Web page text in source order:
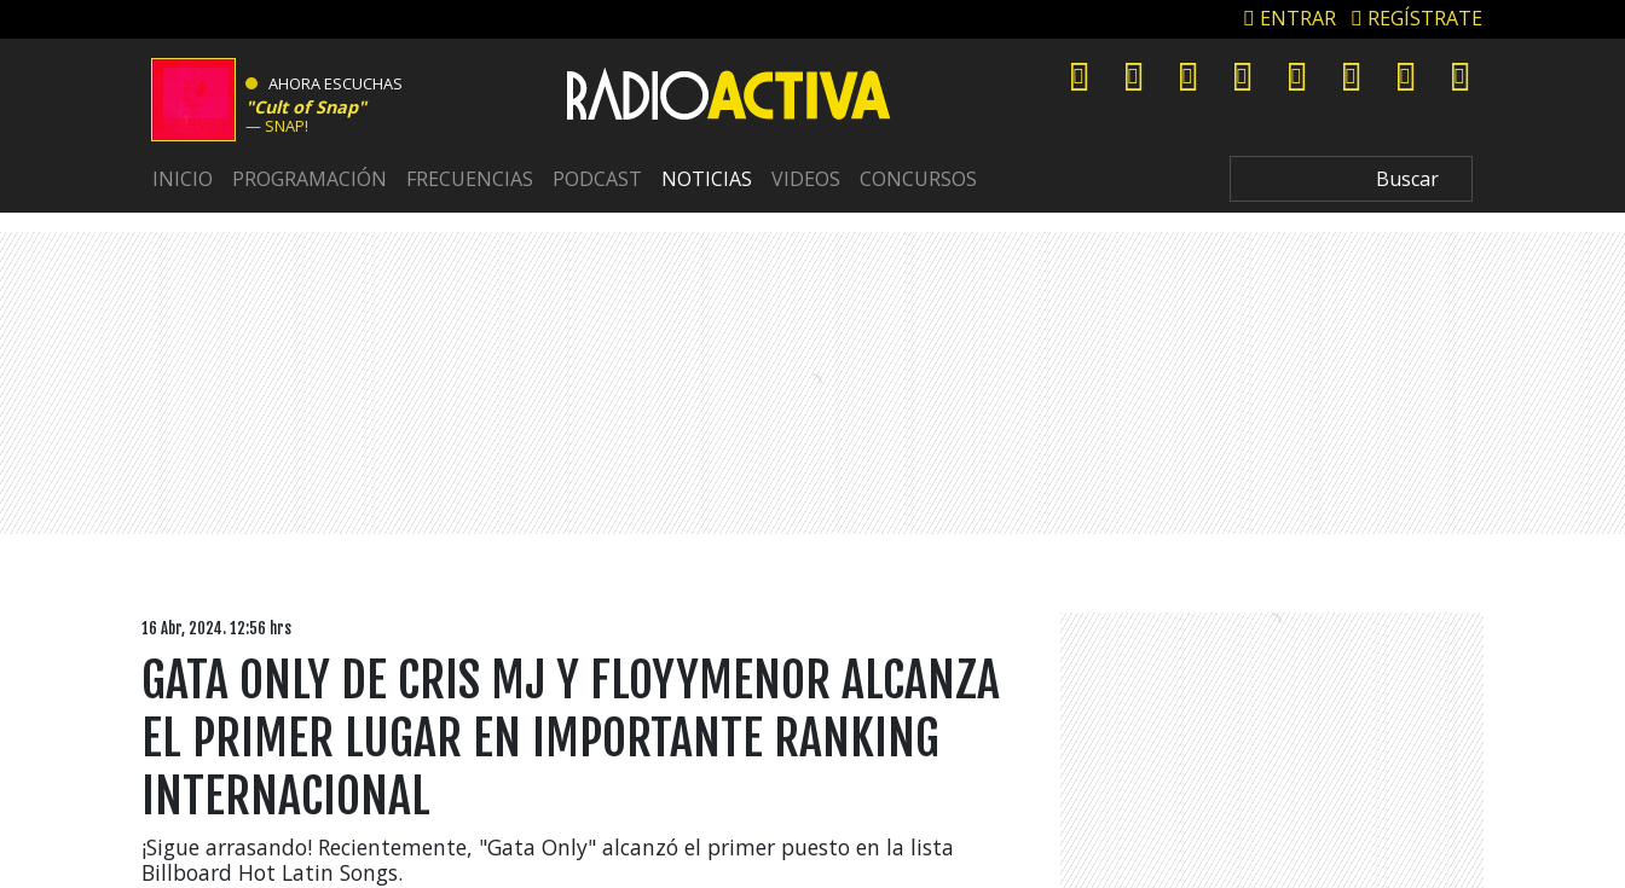
ENTRAR REGÍSTRATE
AHORA ESCUCHAS
Cult of Snap
SNAP!
INICIO PROGRAMACIÓN FRECUENCIAS PODCAST NOTICIAS VIDEOS CONCURSOS
16 Abr, 2024. 12:56 hrs
GATA ONLY DE CRIS MJ Y FLOYYMENOR ALCANZA
EL PRIMER LUGAR EN IMPORTANTE RANKING
INTERNACIONAL
¡Sigue arrasando! Recientemente, "Gata Only" alcanzó el primer puesto en la lista
Billboard Hot Latin Songs.